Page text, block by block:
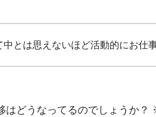
中とは思えないほど活動的にお仕
はどうなってるのでしょうか